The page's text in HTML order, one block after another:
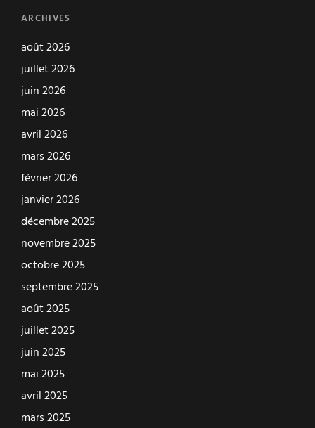
ARCHIVES
août 2026
juillet 2026
juin 2026
mai 2026
avril 2026
mars 2026
février 2026
janvier 2026
décembre 2025
novembre 2025
octobre 2025
septembre 2025
août 2025
juillet 2025
juin 2025
mai 2025
avril 2025
mars 2025